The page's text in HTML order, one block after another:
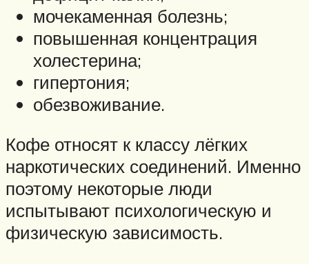
мочекаменная болезнь;
повышенная концентрация
холестерина;
гипертония;
обезвоживание.
Кофе относят к классу лёгких
наркотических соединений. Именно
поэтому некоторые люди
испытывают психологическую и
физическую зависимость.